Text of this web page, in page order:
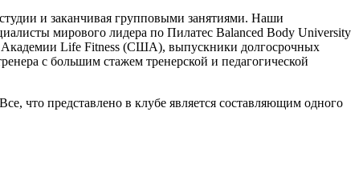
и заканчивая групповыми занятиями. Наши
мирового лидера по Пилатес Balanced Вody University
Академии Life Fitness (США), выпускники долгосрочных
с большим стажем тренерской и педагогической
что представлено в клубе является составляющим одного